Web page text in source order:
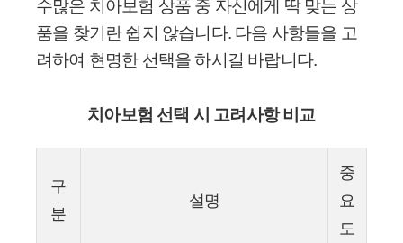
수많은 치아보험 상품 중 자신에게 딱 맞는 상
품을 찾기란 쉽지 않습니다. 다음 사항들을 고
려하여 현명한 선택을 하시길 바랍니다.
치아보험 선택 시 고려사항 비교
구
분
설명
중
요
도